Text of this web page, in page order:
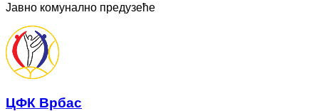
Јавно комунално предузеће
ЦФК Врбас